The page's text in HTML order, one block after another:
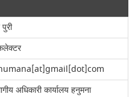
अधिकारी कार्यालय हनुमना